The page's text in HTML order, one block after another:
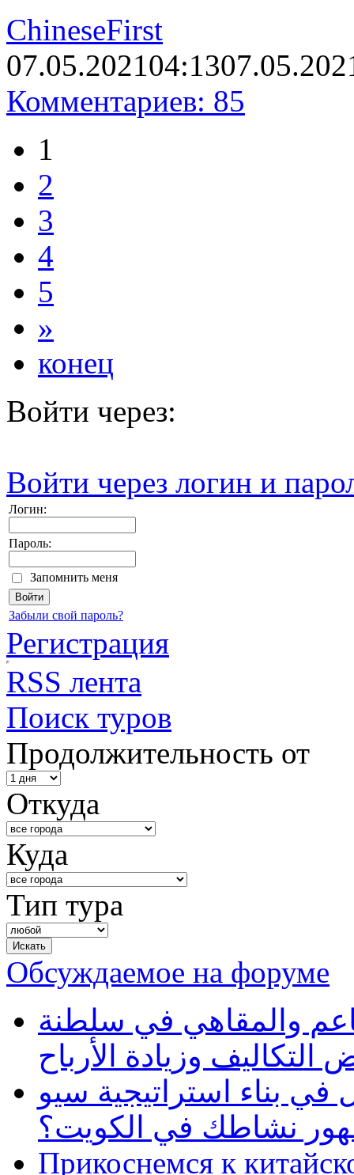
ChineseFirst
07.05.202104:13
Комментариев: 85
1
2
3
4
5
»
конец
Войти через:
Войти через логин и
Логин:
Пароль:
Запомнить меня
Забыли свой пароль?
Регистрация
RSS лента
Поиск туров
Продолжительность от
Откуда
Куда
Тип тура
Обсуждаемое на форуме
والمقاهي في سلطنة
وزيادة الأرباح
بناء استراتيجية سيو
نشاطك في الكويت؟
Прикоснемся к